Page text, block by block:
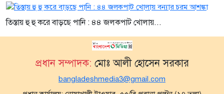
তিস্তায় হু হু করে বাড়ছে পানি : ৪৪ জলকপাট খোলায়...
প্রধান সম্পাদক: মোঃ আলী হোসেন সরকার
bangladeshmedia3@gmail.com